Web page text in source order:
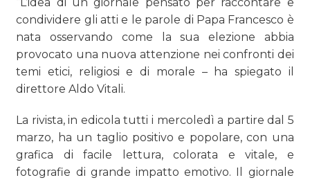
“L’idea di un giornale pensato per raccontare e
condividere gli atti e le parole di Papa Francesco è
nata osservando come la sua elezione abbia
provocato una nuova attenzione nei confronti dei
temi etici, religiosi e di morale – ha spiegato il
direttore Aldo Vitali.
La rivista, in edicola tutti i mercoledì a partire dal 5
marzo, ha un taglio positivo e popolare, con una
grafica di facile lettura, colorata e vitale, e
fotografie di grande impatto emotivo. Il giornale